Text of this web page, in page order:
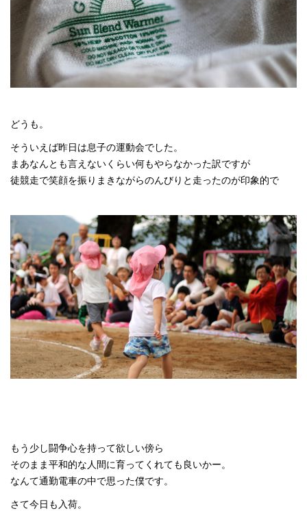
どうも。
そういえば昨日は息子の運動会でした。
まあなんとも言えないくらい何もやらなかった訳ですが
徒競走で笑顔を振りまきながらのんびりと走ったのが印象的で
もう少し闘争心を持って欲しい傍ら
そのまま平和的な人間に育ってくれても良いかー。
なんて通勤電車の中で思った僕です。
さて今日も入荷。